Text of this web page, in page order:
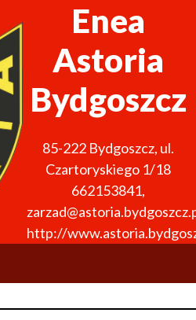
Enea
Astoria
Bydgoszcz
85-222 Bydgoszcz, ul.
Czartoryskiego 1/18
662153841,
http://